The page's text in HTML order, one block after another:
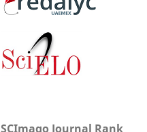
SCImago Journal Rank